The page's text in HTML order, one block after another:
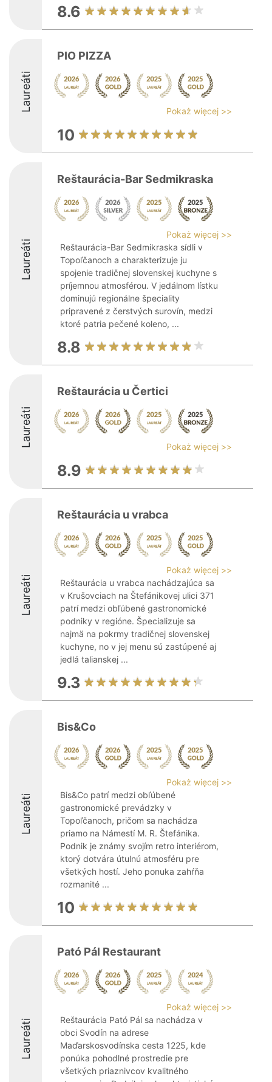
8.6
Laureáti
PIO PIZZA
Pokaż więcej >>
10
Laureáti
Reštaurácia-Bar Sedmikraska
Pokaż więcej >>
Reštaurácia-Bar Sedmikraska sídli v
Topoľčanoch a charakterizuje ju
spojenie tradičnej slovenskej kuchyne s
príjemnou atmosférou. V jedálnom lístku
dominujú regionálne špeciality
pripravené z čerstvých surovín, medzi
ktoré patria pečené koleno, ...
8.8
Laureáti
Reštaurácia u Čertici
Pokaż więcej >>
8.9
Laureáti
Reštaurácia u vrabca
Pokaż więcej >>
Reštaurácia u vrabca nachádzajúca sa
v Krušovciach na Štefánikovej ulici 371
patrí medzi obľúbené gastronomické
podniky v regióne. Špecializuje sa
najmä na pokrmy tradičnej slovenskej
kuchyne, no v jej menu sú zastúpené aj
jedlá talianskej ...
9.3
Laureáti
Bis&Co
Pokaż więcej >>
Bis&Co patrí medzi obľúbené
gastronomické prevádzky v
Topoľčanoch, pričom sa nachádza
priamo na Námestí M. R. Štefánika.
Podnik je známy svojím retro interiérom,
ktorý dotvára útulnú atmosféru pre
všetkých hostí. Jeho ponuka zahŕňa
rozmanité ...
10
Laureáti
Pató Pál Restaurant
Pokaż więcej >>
Reštaurácia Pató Pál sa nachádza v
obci Svodín na adrese
Maďarskosvodínska cesta 1225, kde
ponúka pohodlné prostredie pre
všetkých priaznivcov kvalitného